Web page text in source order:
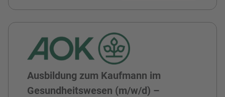
Ausbildung zum Kaufmann im
Gesundheitswesen (m/w/d) –